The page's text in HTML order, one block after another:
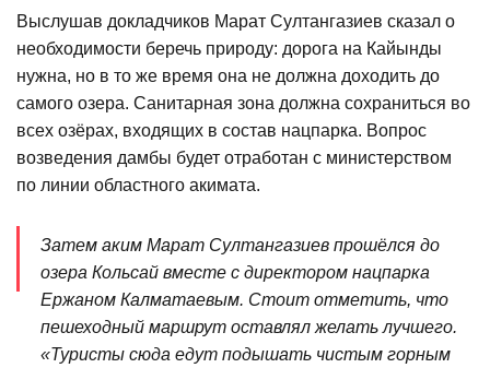
Выслушав докладчиков Марат Султангазиев сказал о
необходимости беречь природу: дорога на Кайынды
нужна, но в то же время она не должна доходить до
самого озера. Санитарная зона должна сохраниться во
всех озёрах, входящих в состав нацпарка. Вопрос
возведения дамбы будет отработан с министерством
по линии областного акимата.
Затем аким Марат Султангазиев прошёлся до
озера Кольсай вместе с директором нацпарка
Ержаном Калматаевым. Стоит отметить, что
пешеходный маршрут оставлял желать лучшего.
«Туристы сюда едут подышать чистым горным